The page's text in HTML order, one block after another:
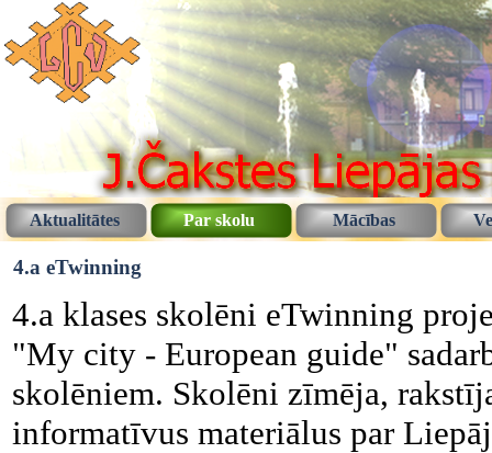
Aktualitātes Par skolu Mācības
4.a eTwinning
4.a klases skolēni eTwinning
"My city - European guide"
skolēniem. Skolēni zīmēja,
informatīvus materiālus par